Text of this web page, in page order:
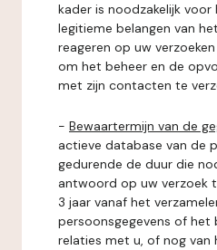
kader is noodzakelijk
legitieme belangen van
reageren op uw
om het beheer en de
met zijn contacten te
- Bewaartermijn van de
actieve database van de
gedurende de duur die
antwoord op uw verzoek
3 jaar vanaf het
persoonsgegevens of het
relaties met u, of nog